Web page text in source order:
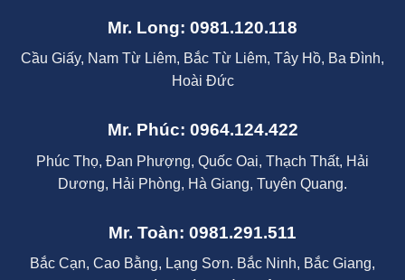
Mr. Long: 0981.120.118
Cầu Giấy, Nam Từ Liêm, Bắc Từ Liêm, Tây Hồ, Ba Đình,
Hoài Đức
Mr. Phúc: 0964.124.422
Phúc Thọ, Đan Phượng, Quốc Oai, Thạch Thất, Hải
Dương, Hải Phòng, Hà Giang, Tuyên Quang.
Mr. Toàn: 0981.291.511
Bắc Cạn, Cao Bằng, Lạng Sơn. Bắc Ninh, Bắc Giang,